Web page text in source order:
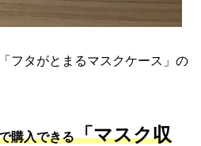
フタがとまるマスクケース」の
購入できる「マスク収